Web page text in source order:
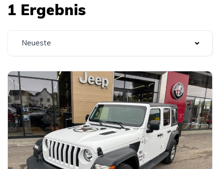
1 Ergebnis
Neueste